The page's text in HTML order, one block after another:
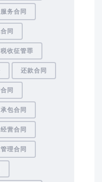
务合同
同
收征管罪
还款合同
同
包合同
营合同
理合同